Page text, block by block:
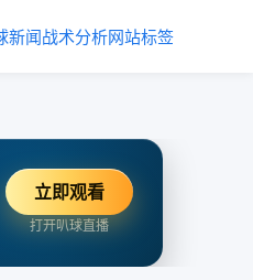
新闻战术分析网站标签
立即观看
打开叭球直播